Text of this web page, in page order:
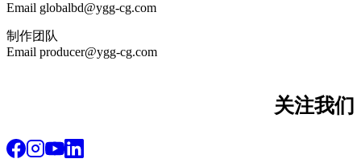
Email globalbd@ygg-cg.com
制作团队
Email producer@ygg-cg.com
关注我们